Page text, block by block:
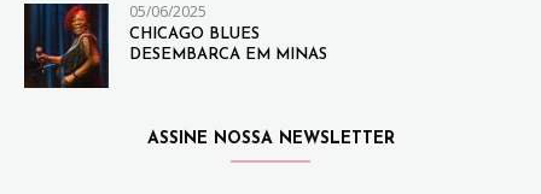
05/06/2025
CHICAGO BLUES
DESEMBARCA EM MINAS
ASSINE NOSSA NEWSLETTER